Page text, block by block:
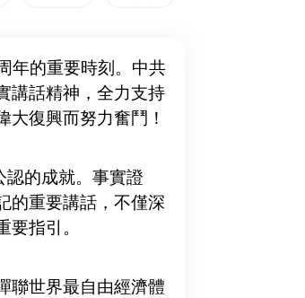
年的重要時刻。中共
講話精神，全力支持
復興而努力奮鬥！
的成就。事實證
的重要講話，不僅深
指引。
聯世界最自由經濟體